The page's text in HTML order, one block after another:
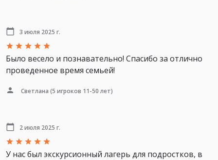
3 июля 2025 г.
Было весело и познавательно! Спасибо за отлично
проведенное время семьей!
Светлана (5 игроков 11-50 лет)
2 июля 2025 г.
У нас был экскурсионный лагерь для подростков, в